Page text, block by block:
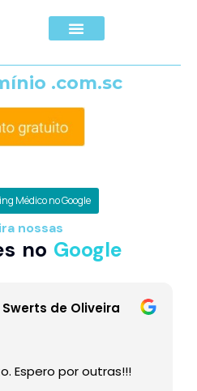
.com.sc
Médico no Google
nossas
no Google
de Oliveira
Adorei… aprendi muito. Espero por outras!!!